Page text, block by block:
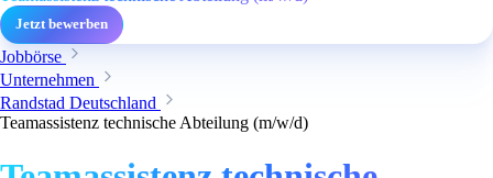
Jetzt bewerben
Jobbörse
Unternehmen
Randstad Deutschland
Teamassistenz technische Abteilung (m/w/d)